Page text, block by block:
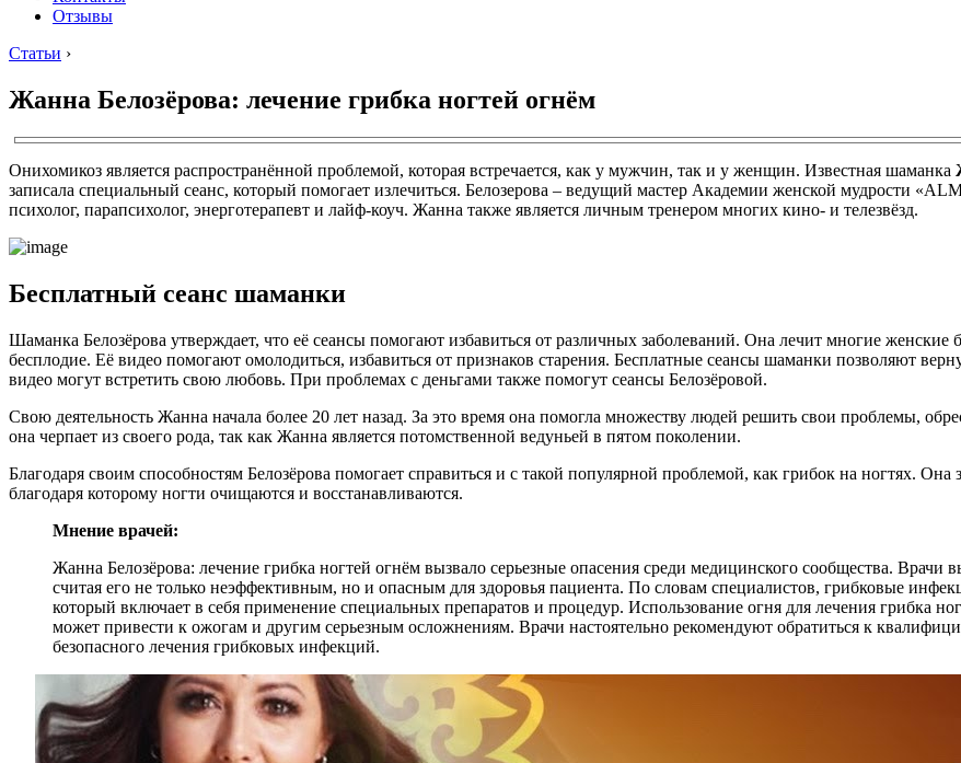
Отзывы
Статьи ›
Жанна Белозёрова: лечение грибка ногтей огнём
Онихомикоз является распространённой проблемой, которая встречается, как у мужчин, так и у женщин. Известная шаманка
записала специальный сеанс, который помогает излечиться. Белозерова – ведущий мастер Академии женской мудрости
психолог, парапсихолог, энерготерапевт и лайф-коуч. Жанна также является личным тренером многих кино- и телезвёзд.
Бесплатный сеанс шаманки
Шаманка Белозёрова утверждает, что её сеансы помогают избавиться от различных заболеваний. Она лечит многие
бесплодие. Её видео помогают омолодиться, избавиться от признаков старения. Бесплатные сеансы шаманки позволяют
видео могут встретить свою любовь. При проблемах с деньгами также помогут сеансы Белозёровой.
Свою деятельность Жанна начала более 20 лет назад. За это время она помогла множеству людей решить свои проблемы,
она черпает из своего рода, так как Жанна является потомственной ведуньей в пятом поколении.
Благодаря своим способностям Белозёрова помогает справиться и с такой популярной проблемой, как грибок на ногтях.
благодаря которому ногти очищаются и восстанавливаются.
Мнение врачей:
Жанна Белозёрова: лечение грибка ногтей огнём вызвало серьезные опасения среди медицинского сообщества.
считая его не только неэффективным, но и опасным для здоровья пациента. По словам специалистов, грибковые
который включает в себя применение специальных препаратов и процедур. Использование огня для лечения грибка
может привести к ожогам и другим серьезным осложнениям. Врачи настоятельно рекомендуют обратиться к
безопасного лечения грибковых инфекций.